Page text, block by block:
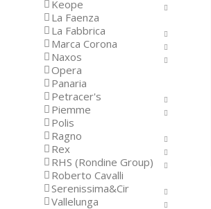
Keope
La Faenza
La Fabbrica
Marca Corona
Naxos
Opera
Panaria
Petracer's
Piemme
Polis
Ragno
Rex
RHS (Rondine Group)
Roberto Cavalli
Serenissima&Cir
Vallelunga